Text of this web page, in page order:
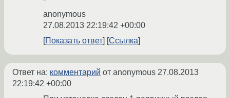
anonymous
27.08.2013 22:19:42 +00:00
Показать ответ
Ссылка
Ответ на: комментарий от anonymous 27.08.2013
22:19:42 +00:00